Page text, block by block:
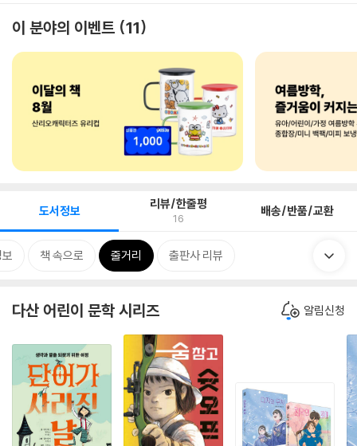
이 분야의 이벤트 11
도서정보 리뷰/한줄평
16 배송/반품/교환
책 속으로 줄거리 출판사 리뷰
다산 어린이 문학 시리즈 알림신청